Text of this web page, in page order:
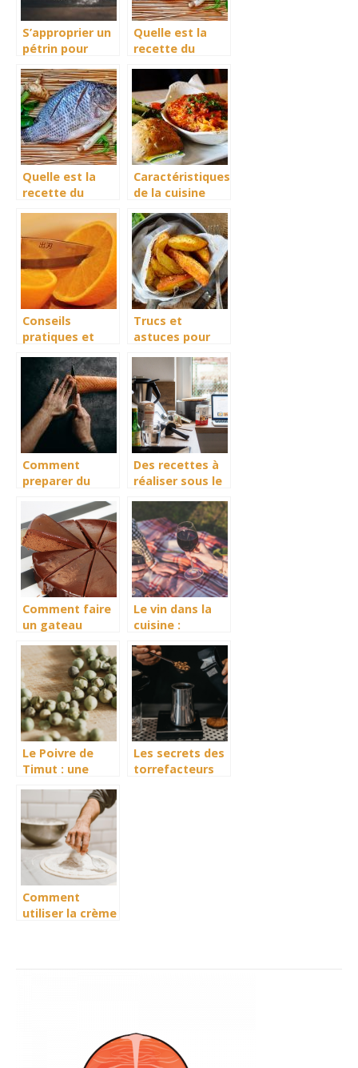
S’approprier un
pétrin pour
pâtes
Quelle est la
recette du
Quelle est la
recette du
Caractéristiques
de la cuisine
Conseils
pratiques et
cuisine
Trucs et
astuces pour
preparation des
potatoes
maison avec
une friteuse
Comment
preparer du
trappeur ?
Des recettes à
réaliser sous le
Comment faire
un gateau
chocolat ?
Le vin dans la
cuisine :
notions à
retenir
Le Poivre de
Timut : une
d’aromes en
provenance du
Nepal
Les secrets des
torrefacteurs
Comment
utiliser la crème